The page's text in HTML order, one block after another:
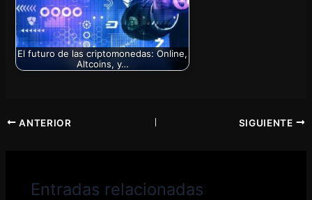
El futuro de las criptomonedas: Online,
Altcoins, y…
ANTERIOR SIGUIENTE
Entradas relacionadas